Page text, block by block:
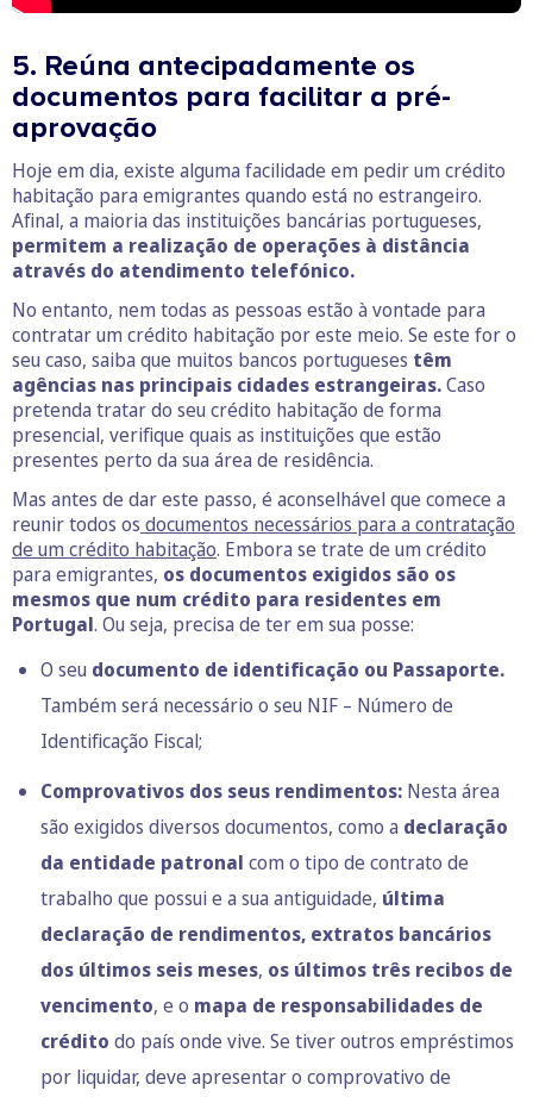
5. Reúna antecipadamente os
documentos para facilitar a pré-
aprovação
Hoje em dia, existe alguma facilidade em pedir um crédito
habitação para emigrantes quando está no estrangeiro.
Afinal, a maioria das instituições bancárias portugueses,
permitem a realização de operações à distância
através do atendimento telefónico.
No entanto, nem todas as pessoas estão à vontade para
contratar um crédito habitação por este meio. Se este for o
seu caso, saiba que muitos bancos portugueses têm
agências nas principais cidades estrangeiras.Caso
pretenda tratar do seu crédito habitação de forma
presencial, verifique quais as instituições que estão
presentes perto da sua área de residência.
Mas antes de dar este passo, é aconselhável que comece a
reunir todos os documentos necessários para a contratação
de um crédito habitação. Embora se trate de um crédito
para emigrantes, os documentos exigidos são os
mesmos que num crédito para residentes em
Portugal. Ou seja, precisa de ter em sua posse:
O seu documento de identificação ou Passaporte.
Também será necessário o seu NIF – Número de
Identificação Fiscal;
Comprovativos dos seus rendimentos: Nesta área
são exigidos diversos documentos, como a declaração
da entidade patronal com o tipo de contrato de
trabalho que possui e a sua antiguidade, última
declaração de rendimentos, extratos bancários
dos últimos seis meses, os últimos três recibos de
vencimento, e o mapa de responsabilidades de
crédito do país onde vive. Se tiver outros empréstimos
por liquidar, deve apresentar o comprovativo de